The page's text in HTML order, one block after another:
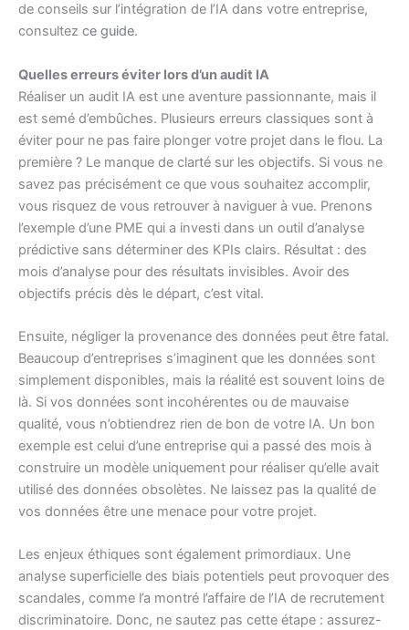
de conseils sur l’intégration de l’IA dans votre entreprise,
consultez ce guide.
Quelles erreurs éviter lors d’un audit IA
Réaliser un audit IA est une aventure passionnante, mais il
est semé d’embûches. Plusieurs erreurs classiques sont à
éviter pour ne pas faire plonger votre projet dans le flou. La
première ? Le manque de clarté sur les objectifs. Si vous ne
savez pas précisément ce que vous souhaitez accomplir,
vous risquez de vous retrouver à naviguer à vue. Prenons
l’exemple d’une PME qui a investi dans un outil d’analyse
prédictive sans déterminer des KPIs clairs. Résultat : des
mois d’analyse pour des résultats invisibles. Avoir des
objectifs précis dès le départ, c’est vital.
Ensuite, négliger la provenance des données peut être fatal.
Beaucoup d’entreprises s’imaginent que les données sont
simplement disponibles, mais la réalité est souvent loins de
là. Si vos données sont incohérentes ou de mauvaise
qualité, vous n’obtiendrez rien de bon de votre IA. Un bon
exemple est celui d’une entreprise qui a passé des mois à
construire un modèle uniquement pour réaliser qu’elle avait
utilisé des données obsolètes. Ne laissez pas la qualité de
vos données être une menace pour votre projet.
Les enjeux éthiques sont également primordiaux. Une
analyse superficielle des biais potentiels peut provoquer des
scandales, comme l’a montré l’affaire de l’IA de recrutement
discriminatoire. Donc, ne sautez pas cette étape : assurez-